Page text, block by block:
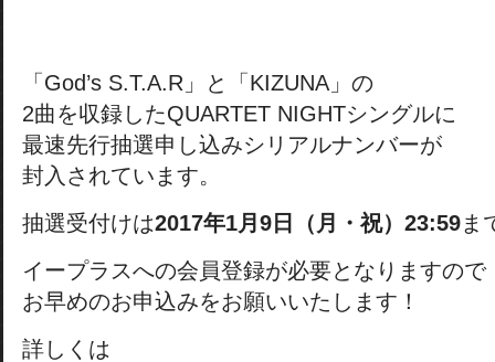
「God’s S.T.A.R」と「KIZUNA」の
2曲を収録したQUARTET NIGHTシングルに
最速先行抽選申し込みシリアルナンバーが
封入されています。
抽選受付けは2017年1月9日（月・祝）23:59ま
イープラスへの会員登録が必要となりますので
お早めのお申込みをお願いいたします！
詳しくは